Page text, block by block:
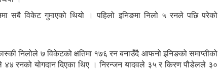
सबै विकेट गुमाएको थियो । पहिलो इनिङमा निलो ५ रनले पछि परेको
निलोले ७ विकेटको क्षतिमा १७६ रन बनाउँदै आफनो इनिङको समाप्तीको
रनको योगदान दिएका थिए । निरन्जन यादवले ३५ र किरण पौडेलले ३०